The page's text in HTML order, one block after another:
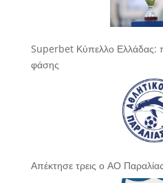
Superbet Κύπελλο Ελλάδας:
φάσης
Απέκτησε τρεις ο ΑΟ Παραλίας